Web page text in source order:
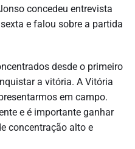
concedeu entrevista
e falou sobre a partida
desde o primeiro
a vitória. A Vitória
em campo.
e é importante ganhar
concentração alto e